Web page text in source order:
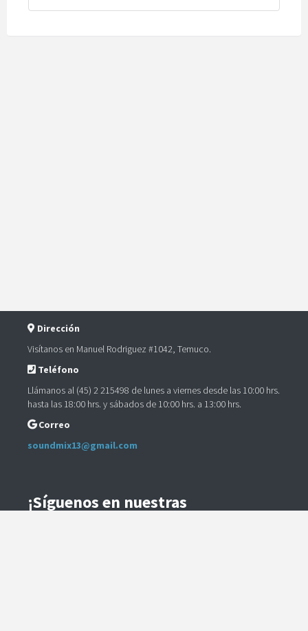
Dirección
Visítanos en Manuel Rodriguez #1042, Temuco.
Teléfono
Llámanos al (45) 2 215498 de lunes a viernes desde las 10:00 hrs.
hasta las 18:00 hrs. y sábados de 10:00 hrs. a 13:00 hrs.
Correo
soundmix13@gmail.com
¡Síguenos en nuestras